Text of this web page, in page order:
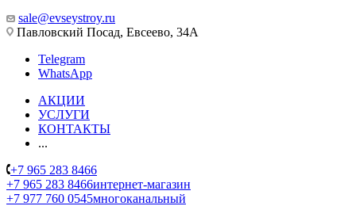
sale@evseystroy.ru
Павловский Посад, Евсеево, 34А
Telegram
WhatsApp
АКЦИИ
УСЛУГИ
КОНТАКТЫ
...
+7 965 283 8466
+7 965 283 8466интернет-магазин
+7 977 760 0545многоканальный